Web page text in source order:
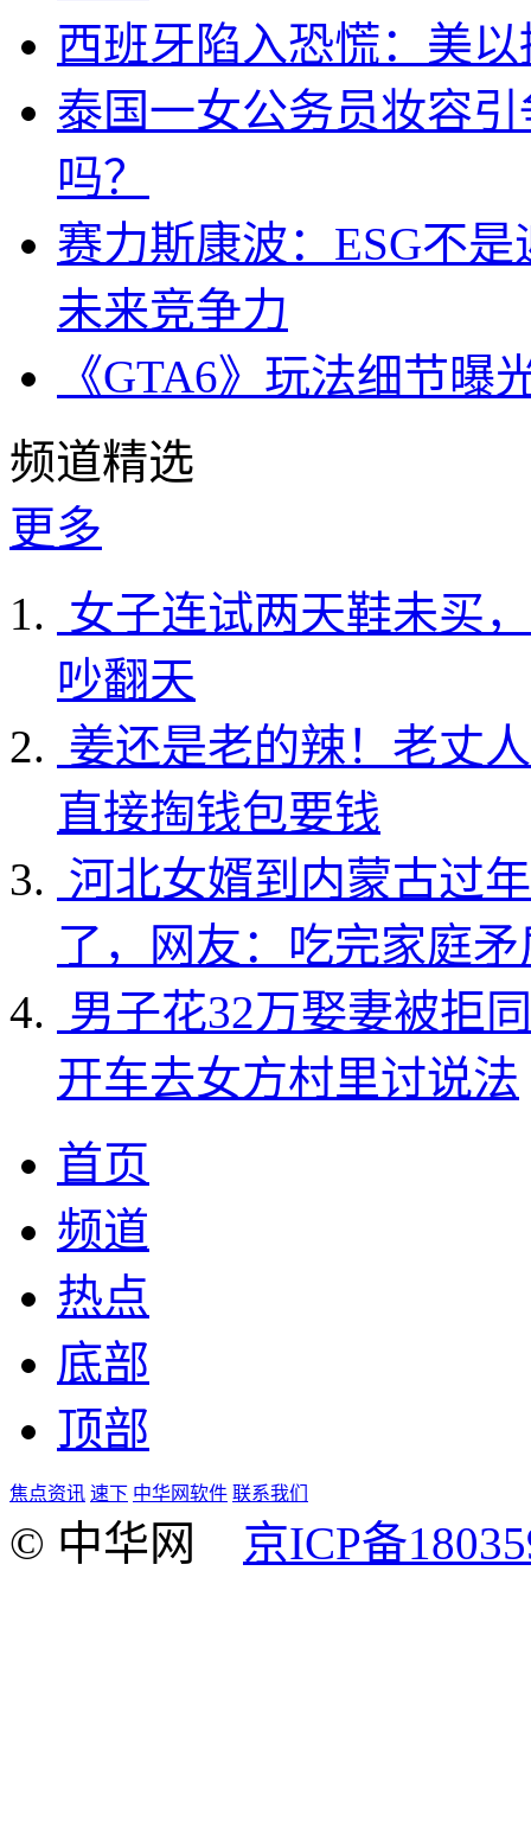
西班牙陷入恐慌：美
泰国一女公务员妆容
吗？
赛力斯康波：ESG不
未来竞争力
《GTA6》玩法细节
频道精选
更多
女子连试两天鞋未买
吵翻天
姜还是老的辣！老丈
直接掏钱包要钱
河北女婿到内蒙古过
了，网友：吃完家庭
男子花32万娶妻被拒
开车去女方村里讨说法
首页
频道
热点
底部
顶部
焦点资讯 速下 中华网软件 联系我们
© 中华网 京ICP备